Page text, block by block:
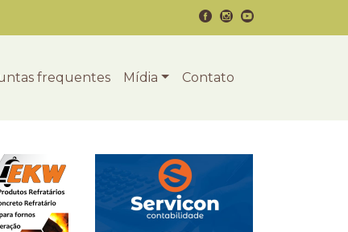
frequentes Mídia Contato